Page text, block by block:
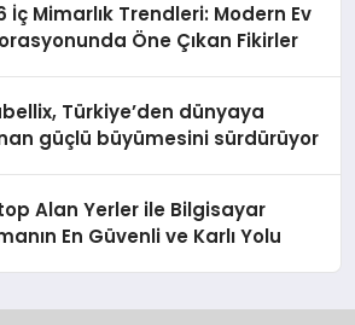
İç Mimarlık Trendleri: Modern Ev
Öne Çıkan Fikirler
Türkiye’den dünyaya
güçlü büyümesini sürdürüyor
Alan Yerler ile Bilgisayar
En Güvenli ve Karlı Yolu